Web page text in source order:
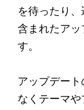
を待ったり
含まれたア
す。
アップデー
なくテーマや